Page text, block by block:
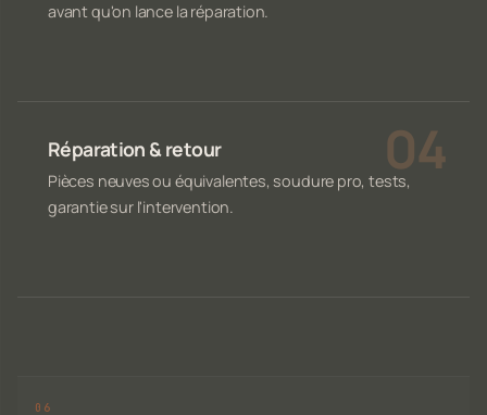
avant qu'on lance la réparation.
Réparation & retour
Pièces neuves ou équivalentes, soudure pro, tests,
garantie sur l'intervention.